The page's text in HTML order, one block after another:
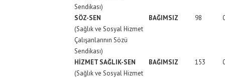
Sendikası)
SÖZ-SEN
BAĞIMSIZ 98
(Sağlık ve Sosyal Hizmet
Çalışanlarının Sözü
Sendikası)
HİZMET SAĞLIK-SEN
BAĞIMSIZ 153
(Sağlık ve Sosyal Hizmet